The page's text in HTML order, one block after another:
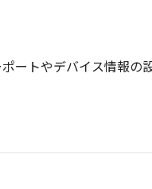
ートやデバイス情報の